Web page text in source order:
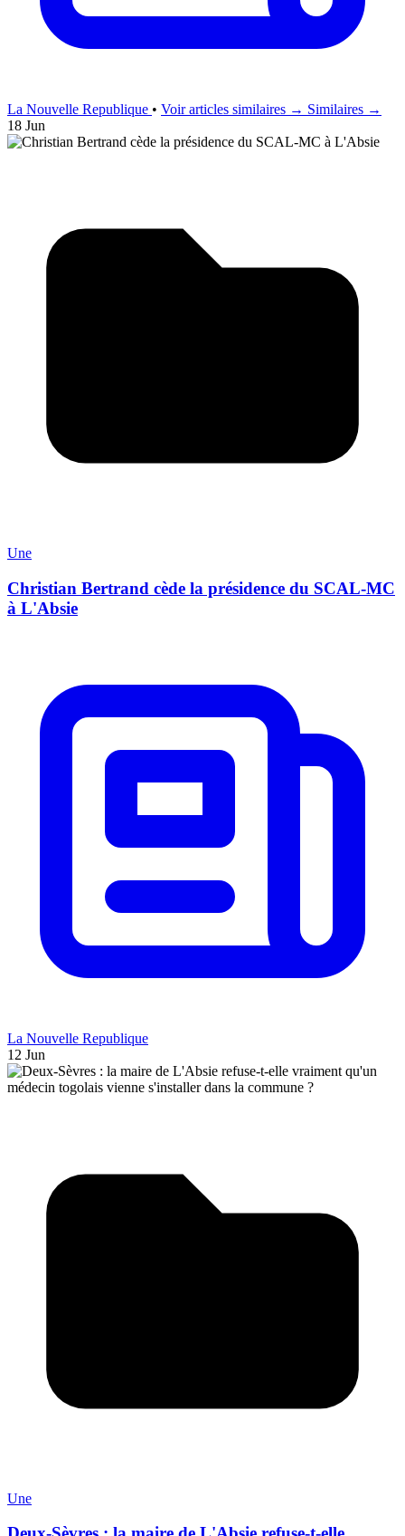
La Nouvelle Republique • Voir articles similaires → Similaires →
18 Jun
Une
Christian Bertrand cède la présidence du SCAL-MC
à L'Absie
La Nouvelle Republique
12 Jun
Une